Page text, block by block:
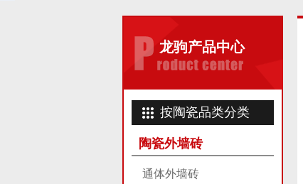
龙驹产品中心
按陶瓷品类分类
陶瓷外墙砖
通体外墙砖